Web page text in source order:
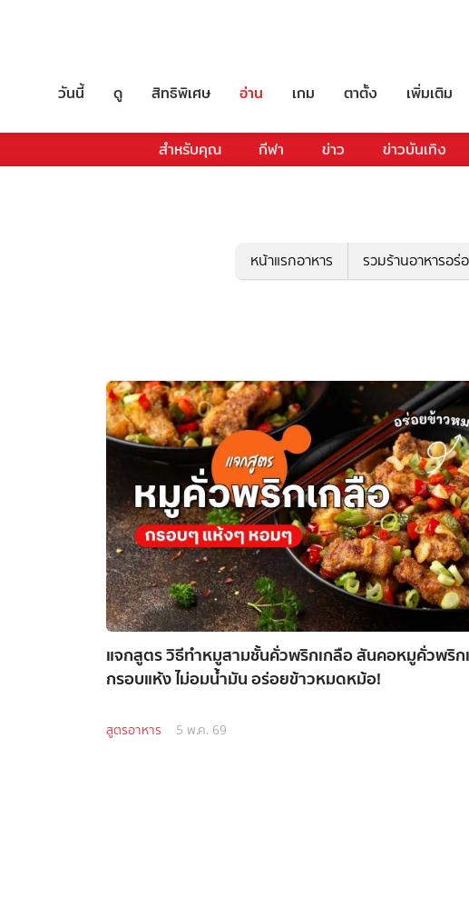
วันนี้ ดู สิทธิพิเศษ อ่าน เกม ตาตั้ง เพิ่มเติม
สำหรับคุณ กีฬา ข่าว ข่าวบันเทิง
หน้าแรกอาหาร รวมร้านอาหารอร่
แจกสูตร วิธีทำหมูสามชั้นคั่วพริกเกลือ สันคอหมูคั่วพริก
กรอบแห้ง ไม่อมน้ำมัน อร่อยข้าวหมดหม้อ!
สูตรอาหาร 5 พ.ค. 69